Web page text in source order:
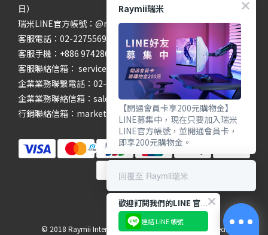
日）
瑞米LINE官方帳號：@raymii
客服電話：02-22755699 #201 #202
客服手機：+886 974286654
客服聯絡信箱： service@raymii.com
企業業務聯繫電話：02-22755699 #302
企業業務聯絡信箱：sales@raymii.com
行銷聯絡信箱：marketing@raymii.com
© 2018 Raymii International Limited. All Rights Reserved.
Raymii瑞米
【開通會員卡享200元購物金】
LINE募集中，現在只要加入瑞米
LINE官方帳號，並開通會員卡，
即享200元購物金。
回覆至 Raymii瑞米
歡迎訂閱我們的LINE 官方帳號
連結 LINE 帳號